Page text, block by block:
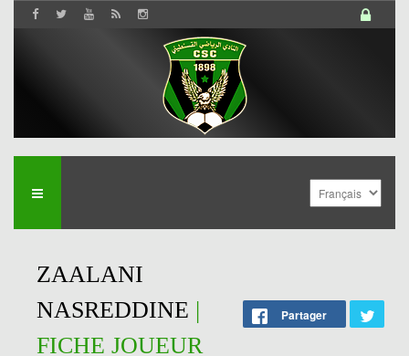
ZAALANI
NASREDDINE |
FICHE JOUEUR
Partager